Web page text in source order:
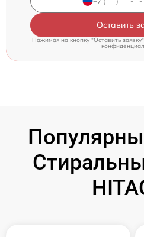
Оставить
Нажимая на кнопку "Оставить